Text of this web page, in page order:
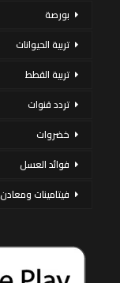
بورصة
تربية الحيوانات
تربية القطط
تردد قنوات
خضروات
فوائد العسل
فيتامينات ومعادن